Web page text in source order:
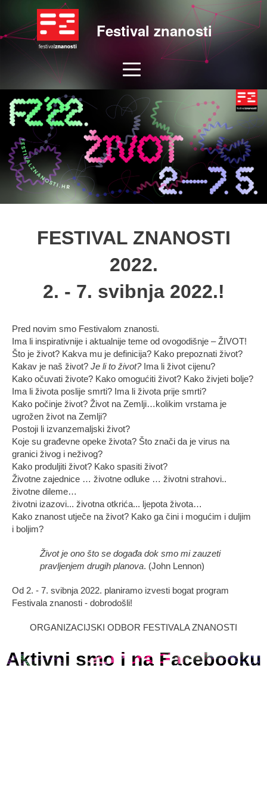
Festival znanosti
FESTIVAL ZNANOSTI
2022.
2. - 7. svibnja 2022.!
Pred novim smo Festivalom znanosti.
Ima li inspirativnije i aktualnije teme od ovogodišnje – ŽIVOT!
Što je život? Kakva mu je definicija? Kako prepoznati život?
Kakav je naš život?Je li to život?Ima li život cijenu?
Kako očuvati živote? Kako omogućiti život? Kako živjeti bolje?
Ima li života poslije smrti? Ima li života prije smrti?
Kako počinje život? Život na Zemlji…kolikim vrstama je
ugrožen život na Zemlji?
Postoji li izvanzemaljski život?
Koje su građevne opeke života? Što znači da je virus na
granici živog i neživog?
Kako produljiti život? Kako spasiti život?
Životne zajednice … životne odluke … životni strahovi..
životne dileme…
životni izazovi... životna otkrića... ljepota života…
Kako znanost utječe na život? Kako ga čini i mogućim i duljim
i boljim?
Život je ono što se događa dok smo mi zauzeti
pravljenjem drugih planova. (John Lennon)
Od 2. - 7. svibnja 2022. planiramo izvesti bogat program
Festivala znanosti - dobrodošli!
ORGANIZACIJSKI ODBOR FESTIVALA ZNANOSTI
Aktivni smo i na Facebooku